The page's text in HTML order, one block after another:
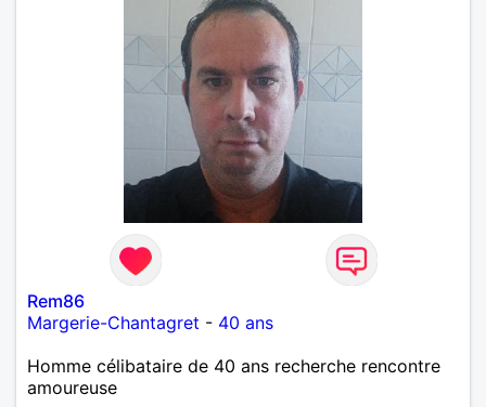
Rem86
Margerie-Chantagret - 40 ans
Homme célibataire de 40 ans recherche rencontre
amoureuse